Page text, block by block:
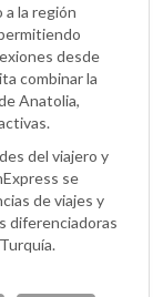
a la región
desde
combinar la
Anatolia,
del viajero y
se
de viajes y
diferenciadoras